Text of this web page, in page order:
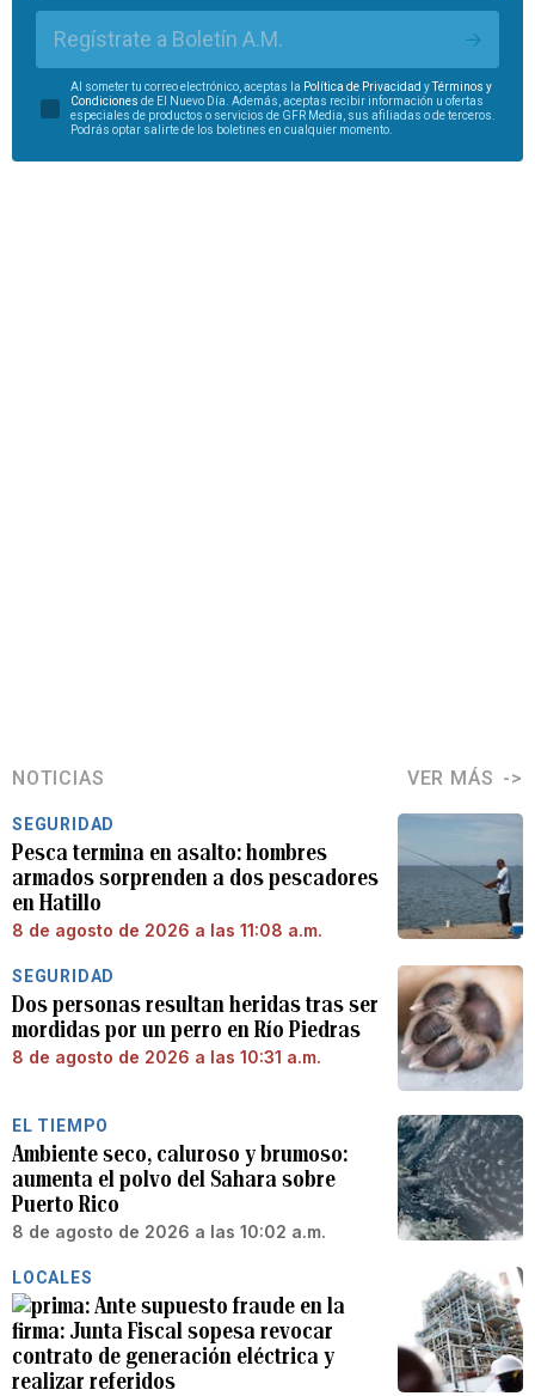
Regístrate a Boletín A.M.
Al someter tu correo electrónico, aceptas la Política de Privacidad yTérminos y
Condiciones de El Nuevo Día. Además, aceptas recibir información u ofertas
especiales de productos o servicios de GFR Media, sus afiliadas o de terceros.
Podrás optar salirte de los boletines en cualquier momento.
NOTICIAS VER MÁS
SEGURIDAD
Pesca termina en asalto: hombres
armados sorprenden a dos pescadores
en Hatillo
8 de agosto de 2026 a las 11:08 a.m.
SEGURIDAD
Dos personas resultan heridas tras ser
mordidas por un perro en Río Piedras
8 de agosto de 2026 a las 10:31 a.m.
EL TIEMPO
Ambiente seco, caluroso y brumoso:
aumenta el polvo del Sahara sobre
Puerto Rico
8 de agosto de 2026 a las 10:02 a.m.
LOCALES
Ante supuesto fraude en la
firma: Junta Fiscal sopesa revocar
contrato de generación eléctrica y
realizar referidos